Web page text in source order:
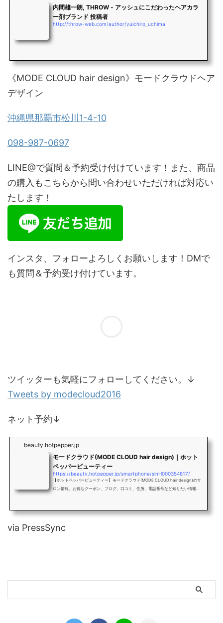
内間雄一朗, THROW - アッシュにこだわったヘアカラ
ー剤ブランド 投稿者
http://throw-web.com/author/yuichiro_uchima
《MODE CLOUD hair design》モードクラウドヘア
デザイン
沖縄県那覇市松川1-4-10
098-987-0697
LINE@で質問＆予約受け付けています！また、商品
の購入もこちらから問い合わせいただければ対応い
たします！
インスタ、フォローよろしくお願いします！DMで
も質問＆予約受け付けています。
ツイッターも気軽にフォローしてください。↓
Tweets by modecloud2016
ネット予約↓
beauty.hotpepper.jp
モードクラウド(MODE CLOUD hair design)｜ホット
ペッパービューティー
https://beauty.hotpepper.jp/smartphone/slnH000354817/
【ホットペッパービューティー】モードクラウド(MODE CLOUD hair design)のサ
ロン情報。お得なクーポン、ブログ、口コミ、住所、電話番号など知りたい情報満
via PressSync